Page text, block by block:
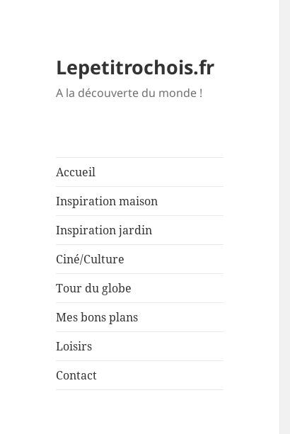
Lepetitrochois.fr
A la découverte du monde !
Accueil
Inspiration maison
Inspiration jardin
Ciné/Culture
Tour du globe
Mes bons plans
Loisirs
Contact